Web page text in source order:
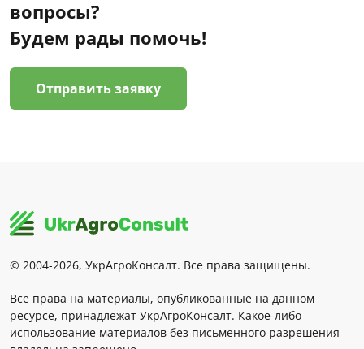
вопросы?
Будем рады помочь!
Отправить заявку
© 2004-2026, УкрАгроКонсалт. Все права защищены.
Все права на материалы, опубликованные на данном
ресурсе, принадлежат УкрАгроКонсалт. Какое-либо
использование материалов без письменного разрешения